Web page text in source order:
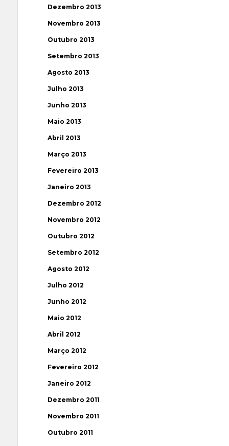
Dezembro 2013
Novembro 2013
Outubro 2013
Setembro 2013
Agosto 2013
Julho 2013
Junho 2013
Maio 2013
Abril 2013
Março 2013
Fevereiro 2013
Janeiro 2013
Dezembro 2012
Novembro 2012
Outubro 2012
Setembro 2012
Agosto 2012
Julho 2012
Junho 2012
Maio 2012
Abril 2012
Março 2012
Fevereiro 2012
Janeiro 2012
Dezembro 2011
Novembro 2011
Outubro 2011